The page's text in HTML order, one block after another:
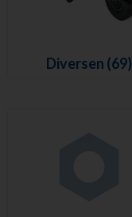
Diversen (69)